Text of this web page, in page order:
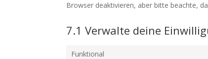
Browser deaktivieren, aber bitte beachte,
7.1 Verwalte deine
Funktional